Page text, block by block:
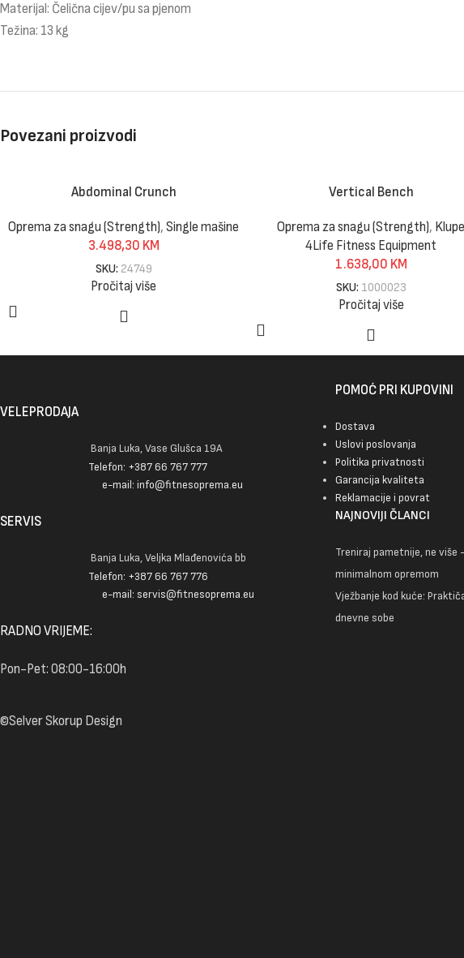
Materijal: Čelična cijev/pu sa pjenom
Težina: 13 kg
Povezani proizvodi
Abdominal Crunch
Oprema za snagu (Strength),Single mašine
3.498,30 KM
SKU: 24749
Pročitaj više
Vertical Bench
Oprema za snagu (Strength), Klupe
4Life Fitness Equipment
1.638,00 KM
SKU: 1000023
Pročitaj više
VELEPRODAJA
Banja Luka, Vase Glušca 19A
Telefon: +387 66 767 777
e-mail: info@fitnesoprema.eu
SERVIS
Banja Luka, Veljka Mlađenovića bb
Telefon: +387 66 767 776
e-mail: servis@fitnesoprema.eu
RADNO VRIJEME:
Pon-Pet: 08:00-16:00h
POMOĆ PRI KUPOVINI
Dostava
Uslovi poslovanja
Politika privatnosti
Garancija kvaliteta
Reklamacije i povrat
NAJNOVIJI ČLANCI
Treniraj pametnije, ne
minimalnom opremom
Vježbanje kod kuće:
dnevne sobe
©Selver Skorup Design